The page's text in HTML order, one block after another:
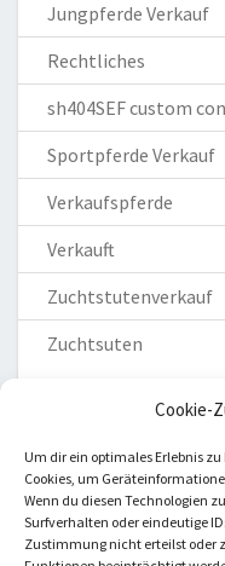
Cookie-
Um dir ein optimales Erlebnis
Cookies, um
Wenn du diesen Technologien
Surfverhalten oder eindeutige
Zustimmung nicht erteilst oder
Jungpferde Verkauf
Rechtliches
sh404SEF custom
Sportpferde Verkauf
Verkaufspferde
Verkauft
Zuchtstutenverkauf
Zuchtsuten
Homepage
Impressum